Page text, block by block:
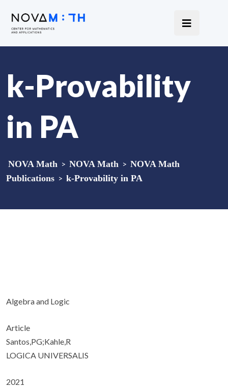
k-Provability
in PA
NOVA Math > NOVA Math > NOVA Math
Publications > k-Provability in PA
Algebra and Logic
Article
Santos,PG;Kahle,R
LOGICA UNIVERSALIS
2021